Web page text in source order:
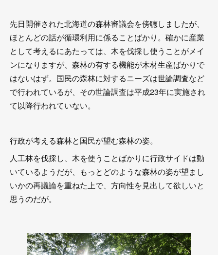
先日開催された北海道の森林審議会を傍聴しましたが、
ほとんどの話が循環利用に係ることばかり。確かに産業
として考えるにあたっては、木を伐採し使うことがメイ
ンになりますが、森林の有する機能が木材生産ばかりで
はないはず。国民の森林に対するニーズは世論調査など
で行われているが、その世論調査は平成23年に実施され
て以降行われていない。
行政が考える森林と国民が望む森林の姿。
人工林を伐採し、木を使うことばかりに行政サイドは動
いているようだが、もっとどのような森林の姿が望まし
いかの再議論を重ねた上で、方向性を見出して欲しいと
思うのだが。